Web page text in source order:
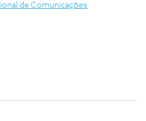
de Comunicações